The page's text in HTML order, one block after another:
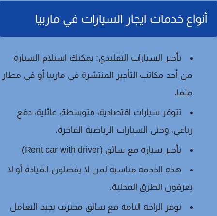
أنواع خدمات ايجار السيارات في ماربيا
تأجير السيارات التقليدي:يمكنك استلام السيارة
من أحد مكاتب التأجير المنتشرة في ماربيا أو في مطار
ملقا.
تتوفر سيارات اقتصادية، متوسطة، عائلية، دفع
رباعي، وحتى السيارات الرياضية الفاخرة.
تأجير سيارة مع سائق (Rent car with driver)
هذه الخدمة مناسبة لمن لا يفضلون القيادة أو لا
يعرفون الطرق المحلية.
توفر الراحة التامة مع سائق محترف يجيد التعامل